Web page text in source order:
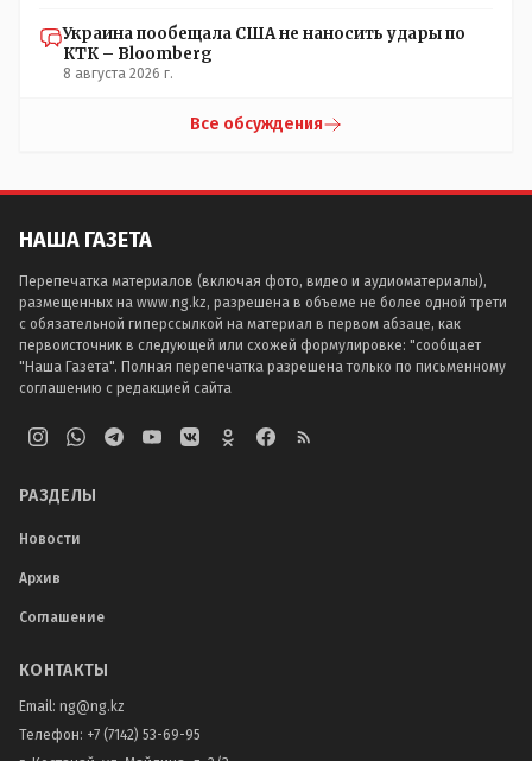
Украина пообещала США не наносить удары по
КТК – Bloomberg
8 августа 2026 г.
Все обсуждения
НАША ГАЗЕТА
Перепечатка материалов (включая фото, видео и аудиоматериалы),
размещенных на www.ng.kz, разрешена в объеме не более одной трети
с обязательной гиперссылкой на материал в первом абзаце, как
первоисточник в следующей или схожей формулировке: "сообщает
"Наша Газета". Полная перепечатка разрешена только по письменному
соглашению с редакцией сайта
РАЗДЕЛЫ
Новости
Архив
Соглашение
КОНТАКТЫ
Email: ng@ng.kz
Телефон: +7 (7142) 53-69-95